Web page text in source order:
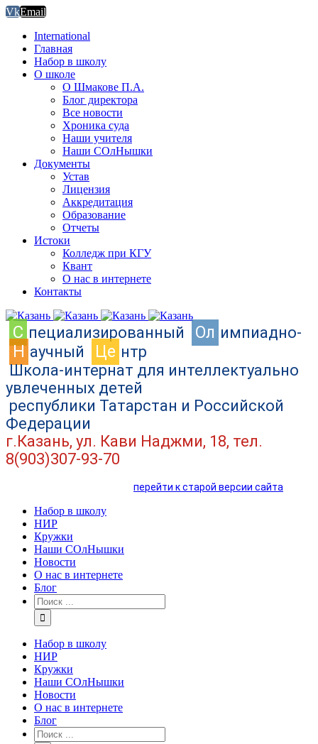
VkEmail
International
Главная
Набор в школу
О школе
О Шмакове П.А.
Блог директора
Все новости
Хроника суда
Наши учителя
Наши СОлНышки
Документы
Устав
Лицензия
Аккредитация
Образование
Отчеты
Истоки
Колледж при КГУ
Квант
О нас в интернете
Контакты
C пециализированный Ол импиадно-
Н аучный Це нтр
Школа-интернат для интеллектуально
увлеченных детей
республики Татарстан и Российской
Федерации
г.Казань, ул. Кави Наджми, 18, тел.
8(903)307-93-70
перейти к старой версии сайта
Набор в школу
НИР
Кружки
Наши СОлНышки
Новости
О нас в интернете
Блог
Набор в школу
НИР
Кружки
Наши СОлНышки
Новости
О нас в интернете
Блог